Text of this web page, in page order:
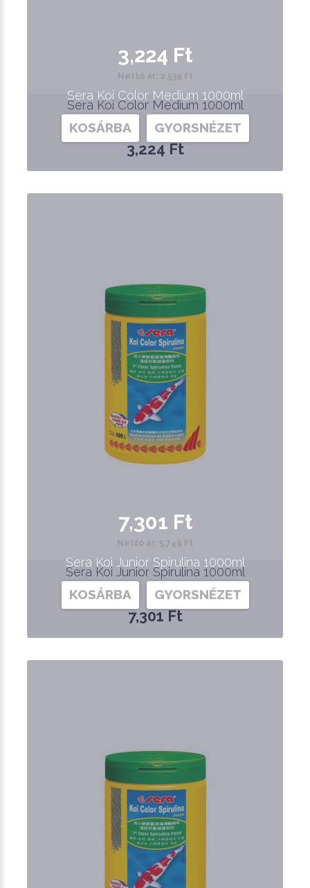
Sera Koi Color Medium 1000ml
3,224 Ft
3,224 Ft
Nettó ár: 2,539 Ft
Sera Koi Color Medium 1000ml
KOSÁRBA GYORSNÉZET
Sera Koi Junior Spirulina 1000ml
7,301 Ft
7,301 Ft
Nettó ár: 5,749 Ft
Sera Koi Junior Spirulina 1000ml
KOSÁRBA GYORSNÉZET